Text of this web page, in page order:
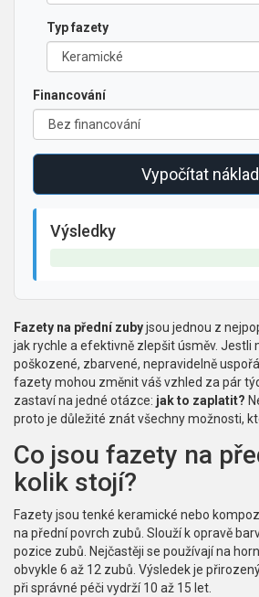
Typ fazety
Financování
Vypočítat
Výsledky
Fazety na přední zubyjsou jednou z
jak rychle a efektivně zlepšit úsměv. Jestli
poškozené, zbarvené, nepravidelně
fazety mohou změnit váš vzhled za pár
zastaví na jedné otázce: jak to zaplatit?
proto je důležité znát všechny možnosti,
Co jsou fazety na
kolik stojí?
Fazety jsou tenké keramické nebo
na přední povrch zubů. Slouží k opravě
pozice zubů. Nejčastěji se používají na
obvykle 6 až 12 zubů. Výsledek je
při správné péči vydrží 10 až 15 let.